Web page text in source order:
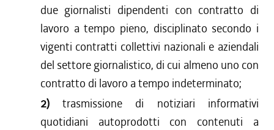
due giornalisti dipendenti con contratto di
lavoro a tempo pieno, disciplinato secondo i
vigenti contratti collettivi nazionali e aziendali
del settore giornalistico, di cui almeno uno con
contratto di lavoro a tempo indeterminato;
2)trasmissione di notiziari informativi
quotidiani autoprodotti con contenuti a